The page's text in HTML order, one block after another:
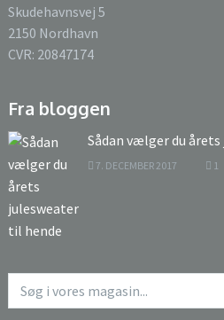
Skudehavnsvej 5
2150 Nordhavn
CVR: 20847174
Fra bloggen
Sådan vælger du
7. DECEMBER 2017 1